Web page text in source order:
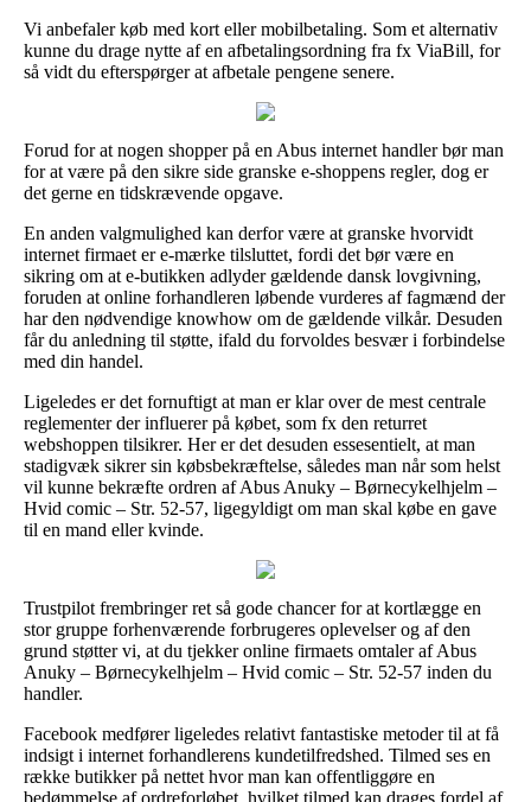
Vi anbefaler køb med kort eller mobilbetaling. Som et alternativ
kunne du drage nytte af en afbetalingsordning fra fx ViaBill, for
så vidt du efterspørger at afbetale pengene senere.
Forud for at nogen shopper på en Abus internet handler bør man
for at være på den sikre side granske e-shoppens regler, dog er
det gerne en tidskrævende opgave.
En anden valgmulighed kan derfor være at granske hvorvidt
internet firmaet er e-mærke tilsluttet, fordi det bør være en
sikring om at e-butikken adlyder gældende dansk lovgivning,
foruden at online forhandleren løbende vurderes af fagmænd der
har den nødvendige knowhow om de gældende vilkår. Desuden
får du anledning til støtte, ifald du forvoldes besvær i forbindelse
med din handel.
Ligeledes er det fornuftigt at man er klar over de mest centrale
reglementer der influerer på købet, som fx den returret
webshoppen tilsikrer. Her er det desuden essesentielt, at man
stadigvæk sikrer sin købsbekræftelse, således man når som helst
vil kunne bekræfte ordren af Abus Anuky – Børnecykelhjelm –
Hvid comic – Str. 52-57, ligegyldigt om man skal købe en gave
til en mand eller kvinde.
Trustpilot frembringer ret så gode chancer for at kortlægge en
stor gruppe forhenværende forbrugeres oplevelser og af den
grund støtter vi, at du tjekker online firmaets omtaler af Abus
Anuky – Børnecykelhjelm – Hvid comic – Str. 52-57 inden du
handler.
Facebook medfører ligeledes relativt fantastiske metoder til at få
indsigt i internet forhandlerens kundetilfredshed. Tilmed ses en
række butikker på nettet hvor man kan offentliggøre en
bedømmelse af ordreforløbet, hvilket tilmed kan drages fordel af